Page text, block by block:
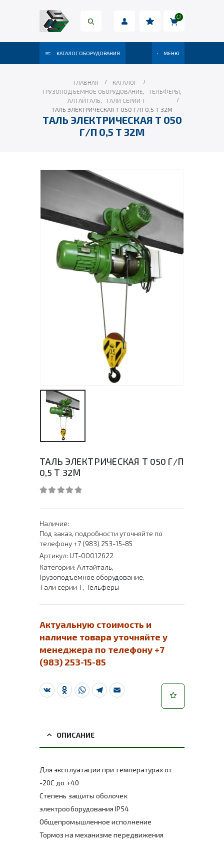
КАТАЛОГ ОБОРУДОВАНИЯ МЕНЮ
ГЛАВНАЯ
КАТАЛОГ
ГРУЗОПОДЪЁМНОЕ ОБОРУДОВАНИЕ
ТЕЛЬФЕРЫ
АЛТАЙТАЛЬ
ТАЛИ СЕРИИ Т
ТАЛЬ ЭЛЕКТРИЧЕСКАЯ Т 050 Г/П 0,5 Т 32М
ТАЛЬ ЭЛЕКТРИЧЕСКАЯ Т 050
Г/П 0,5 Т 32М
ТАЛЬ ЭЛЕКТРИЧЕСКАЯ Т 050 Г/П
0,5 Т 32М
Наличие:
Под заказ, подробности уточняйте по
телефону +7 (983) 253-15-85
Артикул: UT-00012622
Категории: Алтайталь,
Грузоподъёмное оборудование,
Тали серии Т, Тельферы
Актуальную стоимость и
наличие товара уточняйте у
менеджера по телефону +7
(983) 253-15-85
VK Odnoklassniki
WhatsApp
Telegram
Email
ОПИСАНИЕ
Для эксплуатации при температурах от
-20С до +40
Степень защиты оболочек
электрооборудования IP54
Общепромышленное исполнение
Тормоз на механизме передвижения